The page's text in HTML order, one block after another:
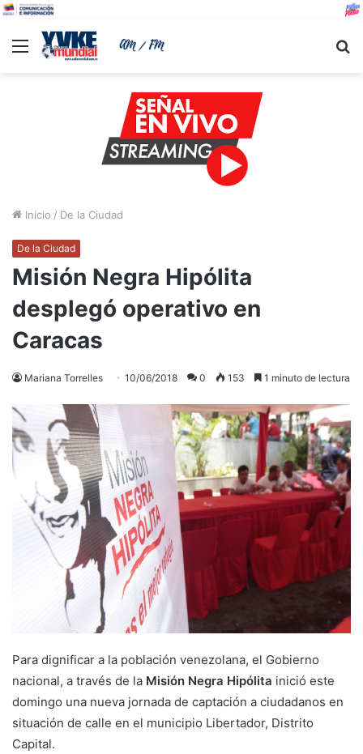
Menu
Inicio / De la Ciudad
De la Ciudad
Misión Negra Hipólita
desplegó operativo en
Caracas
Mariana Torrelles 10/06/2018 0 153 1 minuto de lectura
Para dignificar a la población venezolana, el Gobierno
nacional, a través de la Misión Negra Hipólita inició este
domingo una nueva jornada de captación a ciudadanos en
situación de calle en el municipio Libertador, Distrito
Capital.